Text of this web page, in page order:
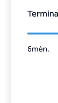
6mėn.